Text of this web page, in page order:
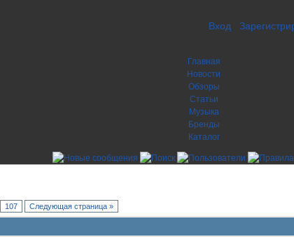
Вход
Главная
Новости
Обзоры
Статьи
Музыка
Бренды
Каталог
107 Следующая страница »